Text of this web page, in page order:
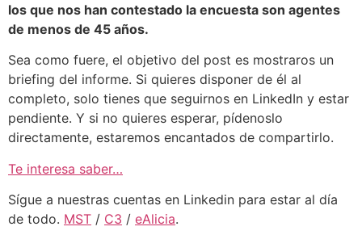
los que nos han contestado la encuesta son agentes
de menos de 45 años.
Sea como fuere, el objetivo del post es mostraros un
briefing del informe. Si quieres disponer de él al
completo, solo tienes que seguirnos en LinkedIn y estar
pendiente. Y si no quieres esperar, pídenoslo
directamente, estaremos encantados de compartirlo.
Te interesa saber…
Sígue a nuestras cuentas en Linkedin para estar al día
de todo. MST / C3 / eAlicia.